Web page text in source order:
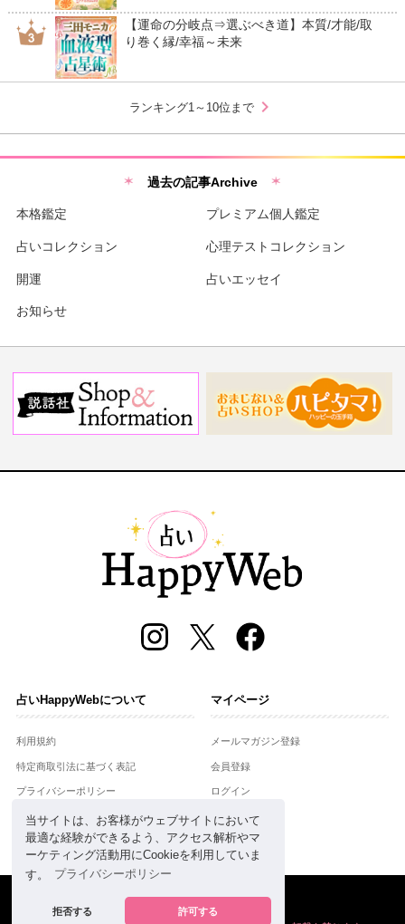
当サイトは、お客様がウェブサイトにおいて
最適な経験ができるよう、アクセス解析やマ
ーケティング活動用にCookieを利用していま
す。
プライバシーポリシー
拒否する 許可する
【運命の分岐点⇒選ぶべき道】本質/才能/取
り巻く縁/幸福～未来
ランキング1～10位まで chevron_right
過去の記事Archive
本格鑑定 プレミアム個人鑑定
占いコレクション 心理テストコレクション
開運 占いエッセイ
お知らせ
占いHappyWebについて
利用規約
特定商取引法に基づく表記
プライバシーポリシー
運営会社
お問合せ
マイページ
メールマガジン登録
会員登録
ログイン
powered by